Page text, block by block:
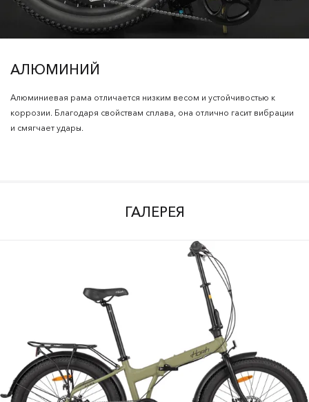
АЛЮМИНИЙ
Алюминиевая рама отличается низким весом и устойчивостью к
коррозии. Благодаря свойствам сплава, она отлично гасит вибрации
и смягчает удары.
ГАЛЕРЕЯ